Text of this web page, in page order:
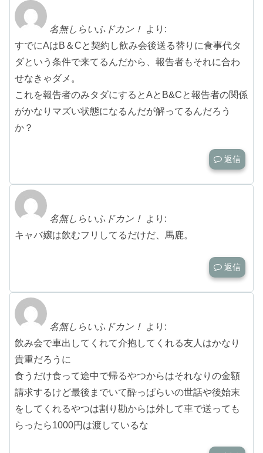
名無しらいふドカン！ より:
すでにAはB＆Cと契約し飲み会後送る替りに食事代タ
ダという条件で来てるんだから、報告者もそれに合わ
せなきゃダメ。
これを報告者のみタダにするとAとB&Cと報告者の関係
がかなりマズい状態になるんだが解ってるんだろう
か？
返信
名無しらいふドカン！ より:
キャバ嬢は飲むフリしてるだけだ、馬鹿。
返信
名無しらいふドカン！ より:
飲み会で車出してくれて介抱してくれる友人はかなり
貴重だろうに
食うだけ食って途中で帰るやつからはそれなりの金額
請求するけど最後までいて酔っぱらいの世話や後始末
をしてくれるやつは割り勘からは外して車で送っても
らったら1000円は渡しているな